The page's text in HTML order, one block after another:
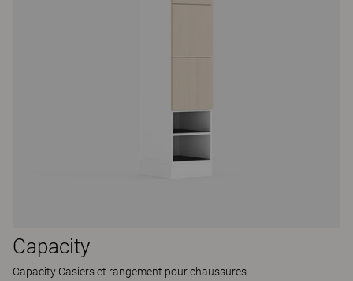
Capacity
Capacity Casiers et rangement pour chaussures